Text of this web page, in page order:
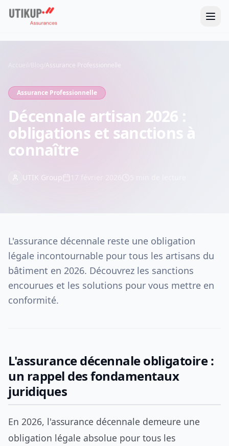
Assurance Professionnelle
Assurance Professionnelle
Décennale artisan 2026 :
obligations et sanctions à
connaître
UTIK Group
L'assurance décennale reste une obligation
légale incontournable pour tous les artisans du
bâtiment en 2026. Découvrez les sanctions
encourues et les solutions pour vous mettre en
conformité.
L'assurance décennale obligatoire :
un rappel des fondamentaux
juridiques
En 2026, l'assurance décennale demeure une
obligation légale absolue pour tous les